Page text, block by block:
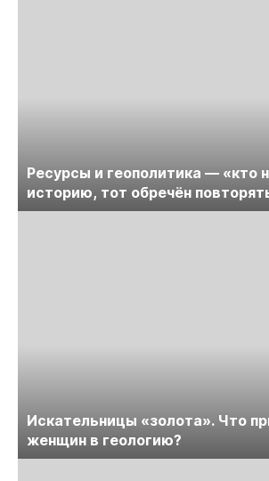
Ресурсы и геополитика — «кто
историю, тот обречён
Искательницы «золота». Что
женщин в геологию?